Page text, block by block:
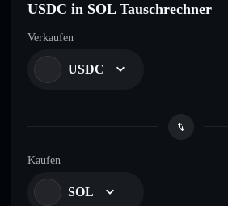
USDC in SOL Tauschrechner
Verkaufen
USDC
Kaufen
SOL